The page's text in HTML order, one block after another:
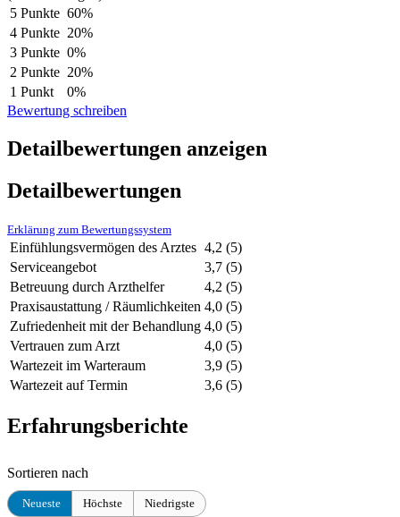
5 Punkte 60%
4 Punkte 20%
3 Punkte 0%
2 Punkte 20%
1 Punkt
0%
Bewertung schreiben
Detailbewertungen anzeigen
Detailbewertungen
Erklärung zum Bewertungssystem
Einfühlungsvermögen des Arztes 4,2 (5)
Serviceangebot
3,7 (5)
Betreuung durch Arzthelfer
4,2 (5)
Praxisaustattung / Räumlichkeiten 4,0 (5)
Zufriedenheit mit der Behandlung 4,0 (5)
Vertrauen zum Arzt
4,0 (5)
Wartezeit im Warteraum
3,9 (5)
Wartezeit auf Termin
3,6 (5)
Erfahrungsberichte
Sortieren nach
Neueste Höchste Niedrigste